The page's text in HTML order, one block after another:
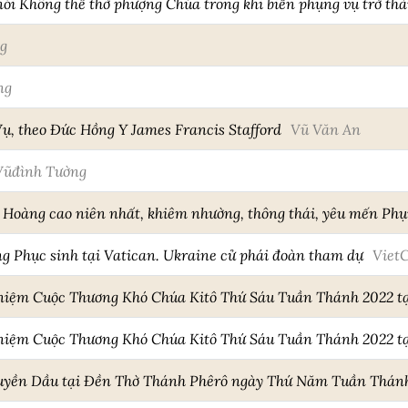
theo Đức Hồng Y James Francis Stafford Vũ Văn An
Tường
cao niên nhất, khiêm nhường, thông thái, yêu mến
Phục sinh tại Vatican. Ukraine cử phái đoàn tham dự
Cuộc Thương Khó Chúa Kitô Thứ Sáu Tuần Thánh 2022
Cuộc Thương Khó Chúa Kitô Thứ Sáu Tuần Thánh 2022
Dầu tại Đền Thờ Thánh Phêrô ngày Thứ Năm Tuần